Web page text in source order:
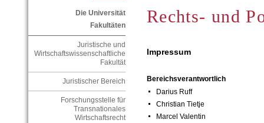
Die Universität
Fakultäten
Juristische und
Wirtschaftswissenschaftliche
Fakultät
Juristischer Bereich
Forschungsstelle für
Transnationales
Wirtschaftsrecht
Rechts- und
Impressum
Bereichsverantwortlich
Darius Ruff
Christian Tietje
Marcel Valentin